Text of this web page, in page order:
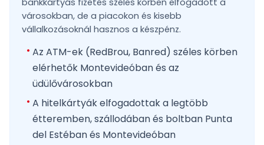
bankkártyás fizetés széles körben elfogadott a
városokban, de a piacokon és kisebb
vállalkozásoknál hasznos a készpénz.
Az ATM-ek (RedBrou, Banred) széles körben
elérhetők Montevideóban és az
üdülővárosokban
A hitelkártyák elfogadottak a legtöbb
étteremben, szállodában és boltban Punta
del Estéban és Montevideóban